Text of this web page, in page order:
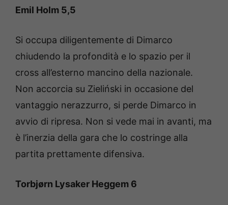
Emil Holm 5,5
Si occupa diligentemente di Dimarco
chiudendo la profondità e lo spazio per il
cross all’esterno mancino della nazionale.
Non accorcia su Zieliński in occasione del
vantaggio nerazzurro, si perde Dimarco in
avvio di ripresa. Non si vede mai in avanti, ma
è l’inerzia della gara che lo costringe alla
partita prettamente difensiva.
Torbjørn Lysaker Heggem 6